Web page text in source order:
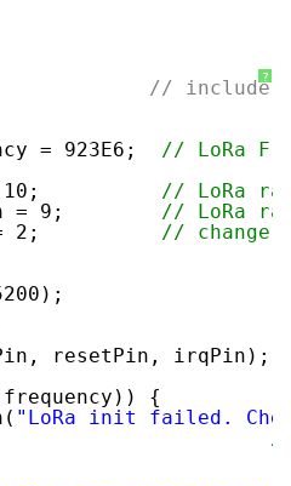
?
//
= 923E6;
// LoRa
= 10;
// LoRa
= 9;
// LoRa
= 2;
// change
resetPin, irqPin);
{
"LoRa init failed.